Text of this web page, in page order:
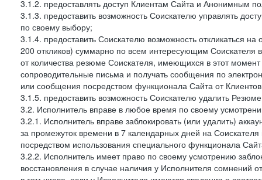
3.1.2. предоставлять доступ Клиентам Сайта и Анонимным
3.1.3. предоставить возможность Соискателю управлять
по своему выбору;
3.1.4. предоставить Соискателю возможность откликаться
200 откликов) суммарно по всем интересующим Соискателя
от количества резюме Соискателя, имеющихся в этот
сопроводительные письма и получать сообщения по
или сообщения посредством функционала Сайта от
3.1.5. предоставить возможность Соискателю удалить
3.2. Исполнитель вправе в любое время по своему
3.2.1. Исполнитель вправе заблокировать (или удалить)
за промежуток времени в 7 календарных дней на
посредством использования специального функционала
3.2.2. Исполнитель имеет право по своему усмотрению
восстановления в случае наличия у Исполнителя сомнений